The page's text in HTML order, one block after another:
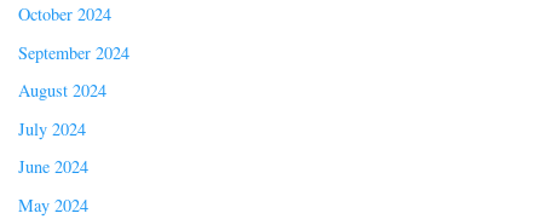
October 2024
September 2024
August 2024
July 2024
June 2024
May 2024